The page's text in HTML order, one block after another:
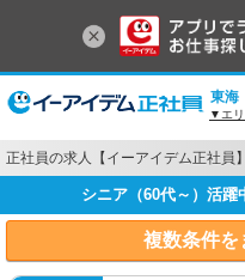
東海
▼エ
正社員の求人【イーアイデム正社員
シニア（60代～）活躍
複数条件を